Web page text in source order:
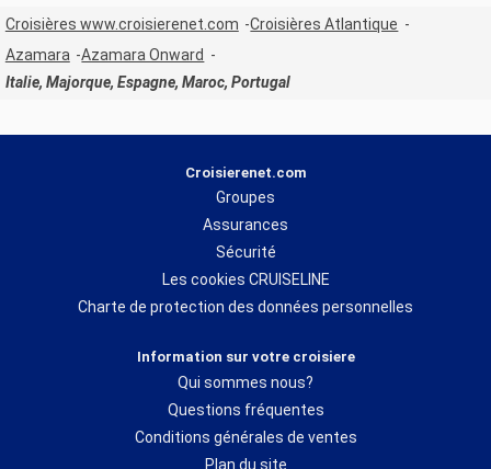
Croisières www.croisierenet.com
Croisières Atlantique
Azamara
Azamara Onward
Italie, Majorque, Espagne, Maroc, Portugal
Croisierenet.com
Groupes
Assurances
Sécurité
Les cookies CRUISELINE
Charte de protection des données personnelles
Information sur votre croisiere
Qui sommes nous?
Questions fréquentes
Conditions générales de ventes
Plan du site